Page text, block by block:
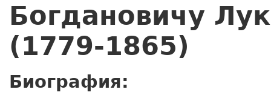
Богдановичу
(1779-1865)
Биография: